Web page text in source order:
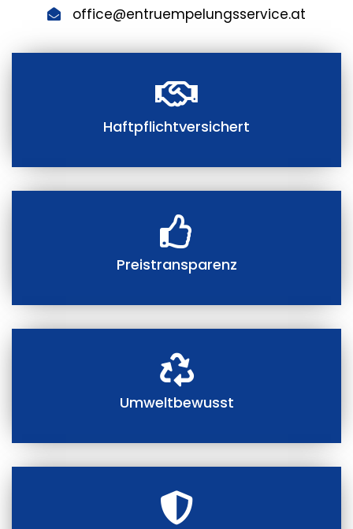
office@entruempelungsservice.at
Haftpflichtversichert
Preistransparenz
Umweltbewusst